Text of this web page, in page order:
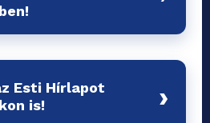
Esti Hírlapot
is!
›